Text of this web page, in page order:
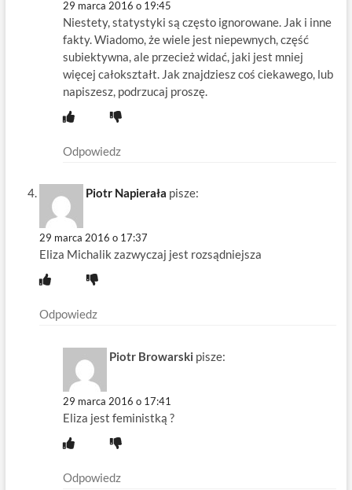
29 marca 2016 o 19:45
Niestety, statystyki są często ignorowane. Jak i inne
fakty. Wiadomo, że wiele jest niepewnych, część
subiektywna, ale przecież widać, jaki jest mniej
więcej całokształt. Jak znajdziesz coś ciekawego, lub
napiszesz, podrzucaj proszę.
Odpowiedz
Piotr Napierała pisze:
29 marca 2016 o 17:37
Eliza Michalik zazwyczaj jest rozsądniejsza
Odpowiedz
Piotr Browarski pisze:
29 marca 2016 o 17:41
Eliza jest feministką ?
Odpowiedz